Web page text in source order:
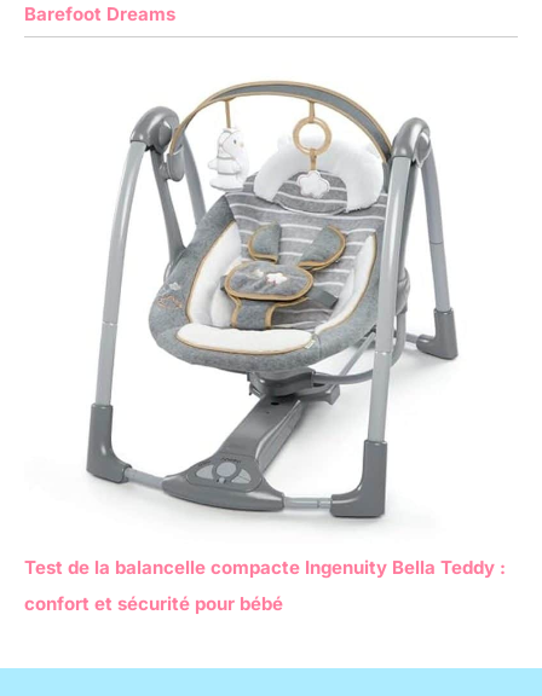
Barefoot Dreams
Test de la balancelle compacte Ingenuity Bella Teddy :
confort et sécurité pour bébé